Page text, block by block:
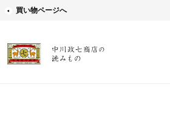
買い物ページへ